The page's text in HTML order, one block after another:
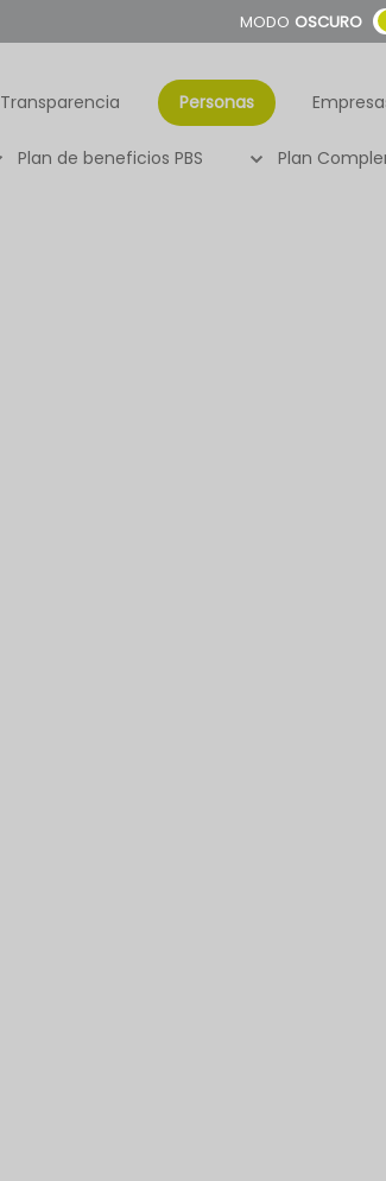
MODO OSCURO
Transparencia Personas
Plan de beneficios PBS Plan